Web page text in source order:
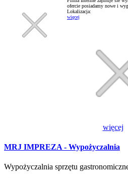
ofercie posiadamy nowe i
Lokalizacja:
więcej
więcej
MRJ IMPREZA - Wypożyczalnia
Wypożyczalnia sprzętu